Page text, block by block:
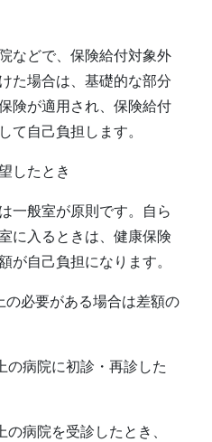
などで、保険給付対象外
た場合は、基礎的な部分
険が適用され、保険給付
て自己負担します。
したとき
一般室が原則です。自ら
に入るときは、健康保険
が自己負担になります。
必要がある場合は差額の
病院に初診・再診した
病院を受診したとき、